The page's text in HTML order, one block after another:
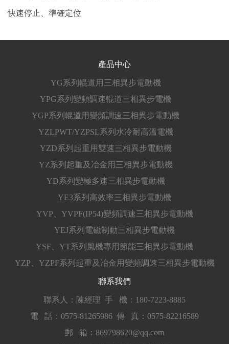
快速停止、準確定位
產品中心
YG系列輥道用三相異步電動機
YPG系列變頻調速輥道三相異步電機
YGP系列輥道用變頻調速三相異步電動機
YZLPWT/YZPSL系列水冷耐高溫電機
YZD系列起重用雙速三相異步電動機
YZ系列起重及冶金用三相異步電動機
YD系列變極多速三相異步電動機
YE3系列高效率三相異步電動機
YVP、YVPF(IP54)變頻調速三相異步電動機
YEJ系列電磁制動三相異步電動機
YSF、YT系列風機專用節能三相異步電動機
YZP、YZPF系列起重及冶金用變頻調速三相異步電動機
聯系我們
聯系人：陳經理 手 機：180-7223-8885
電 話：0575-81265986 傳 真：0575-82216589
郵 箱：869798620@qq.com